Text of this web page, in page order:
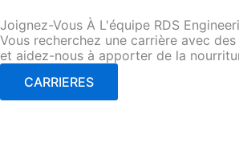
Joignez-Vous À L'équipe RDS
Vous recherchez une carrière avec
et aidez-nous à apporter de la
CARRIERES